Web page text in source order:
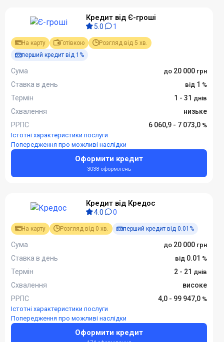
Кредит від Є-гроші
5.0 1
На карту Готівкою
Розгляд від 5 хв.
перший кредит від 1%
Сума
20 000
Ставка в день
1
Термін
1 - 31
Схвалення
низьке
РРПС
6 060,9 - 7 073,0
Істотні характеристики послуги
Попередження про можливі наслідки
Оформити кредит
3038 оформлень
Кредит від Кредос
4.0 0
На карту Розгляд від 0 хв. перший кредит від 0.01%
Сума
20 000
Ставка в день
0.01
Термін
2 - 21
Схвалення
високе
РРПС
4,0 - 99 947,0
Істотні характеристики послуги
Попередження про можливі наслідки
Оформити кредит